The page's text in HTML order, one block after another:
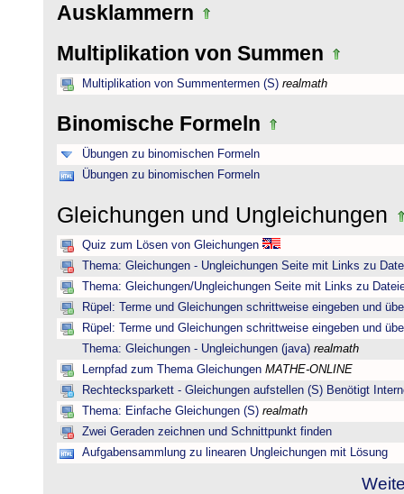
Ausklammern
Multiplikation von Summen
Multiplikation von Summentermen (S) realmath
Binomische Formeln
Übungen zu binomischen Formeln
Übungen zu binomischen Formeln
Gleichungen und Ungleichungen
Quiz zum Lösen von Gleichungen
Thema: Gleichungen - Ungleichungen Seite mit Links zu
Thema: Gleichungen/Ungleichungen Seite mit Links zu
Rüpel: Terme und Gleichungen schrittweise eingeben und
Rüpel: Terme und Gleichungen schrittweise eingeben und
Thema: Gleichungen - Ungleichungen (java) realmath
Lernpfad zum Thema Gleichungen MATHE-ONLINE
Rechtecksparkett - Gleichungen aufstellen (S) Benötigt
Thema: Einfache Gleichungen (S) realmath
Zwei Geraden zeichnen und Schnittpunkt finden
Aufgabensammlung zu linearen Ungleichungen mit Lösung